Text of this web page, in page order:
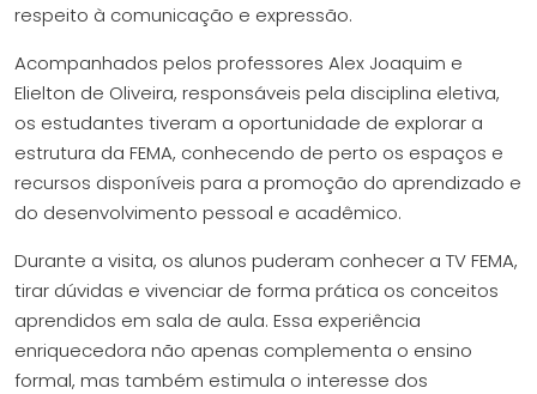
respeito à comunicação e expressão.
Acompanhados pelos professores Alex Joaquim e
Elielton de Oliveira, responsáveis pela disciplina eletiva,
os estudantes tiveram a oportunidade de explorar a
estrutura da FEMA, conhecendo de perto os espaços e
recursos disponíveis para a promoção do aprendizado e
do desenvolvimento pessoal e acadêmico.
Durante a visita, os alunos puderam conhecer a TV FEMA,
tirar dúvidas e vivenciar de forma prática os conceitos
aprendidos em sala de aula. Essa experiência
enriquecedora não apenas complementa o ensino
formal, mas também estimula o interesse dos